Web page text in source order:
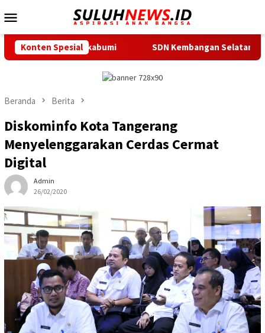
ke
Mobile
Konten Spesial
Sukabumi SDN Kembangan Selatan 01 Jakarta
Beranda Berita
Diskominfo Kota Tangerang
Menyelenggarakan Cerdas Cermat
Digital
Admin
26/02/2020